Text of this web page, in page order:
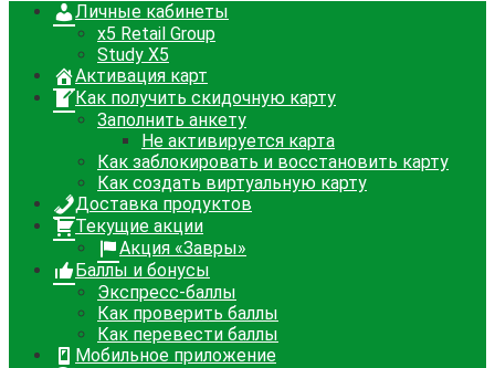
Личные кабинеты
x5 Retail Group
Study X5
Активация карт
Как получить скидочную карту
Заполнить анкету
Не активируется карта
Как заблокировать и восстановить карту
Как создать виртуальную карту
Доставка продуктов
Текущие акции
Акция «Завры»
Баллы и бонусы
Экспресс-баллы
Как проверить баллы
Как перевести баллы
Мобильное приложение